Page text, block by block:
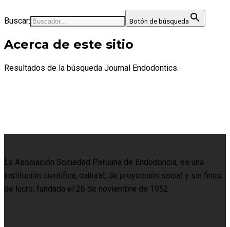
Buscar: Botón de búsqueda
Acerca de este sitio
Resultados de la búsqueda Journal Endodontics.
La Asociación Sociedad Peruana de Endodoncia, es una
institución científica, cultural, de proyección social y sin fines
de lucro, fundada el 26 de noviembre de 1952